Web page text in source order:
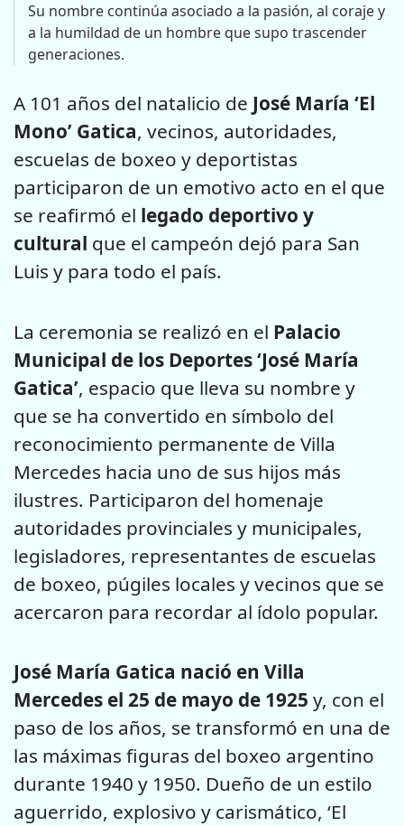
Su nombre continúa asociado a la pasión, al coraje y
a la humildad de un hombre que supo trascender
generaciones.
A 101 años del natalicio de José María ‘El
Mono’ Gatica, vecinos, autoridades,
escuelas de boxeo y deportistas
participaron de un emotivo acto en el que
se reafirmó el legado deportivo y
cultural que el campeón dejó para San
Luis y para todo el país.
La ceremonia se realizó en el Palacio
Municipal de los Deportes ‘José María
Gatica’, espacio que lleva su nombre y
que se ha convertido en símbolo del
reconocimiento permanente de Villa
Mercedes hacia uno de sus hijos más
ilustres. Participaron del homenaje
autoridades provinciales y municipales,
legisladores, representantes de escuelas
de boxeo, púgiles locales y vecinos que se
acercaron para recordar al ídolo popular.
José María Gatica nació en Villa
Mercedes el 25 de mayo de 1925 y, con el
paso de los años, se transformó en una de
las máximas figuras del boxeo argentino
durante 1940 y 1950. Dueño de un estilo
aguerrido, explosivo y carismático, ‘El